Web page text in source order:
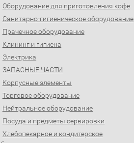
Оборудование для приготовления кофе
Санитарно-гигиеническое оборудование
Прачечное оборудование
Клининг и гигиена
Электрика
ЗАПАСНЫЕ ЧАСТИ
Корпусные элементы
Торговое оборудование
Нейтральное оборудование
Посуда и предметы сервировки
Хлебопекарное и кондитерское